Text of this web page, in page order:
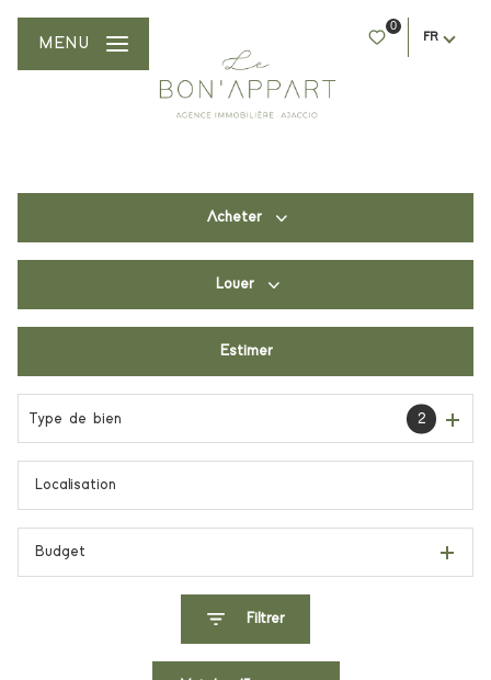
0
FR
MENU
Acheter
Louer
Estimer
Type de bien 2
Budget
Filtrer